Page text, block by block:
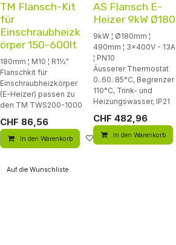
Auf die Wunschliste
TM Flansch-Kit
für
Einschraubheizk
örper 150-600lt
180mm ¦ M10 ¦ R1½"
Flanschkit für
Einschraubheizkörper
(E-Heizer) passen zu
den TM TWS200-1000
CHF 86,56
In den Warenkorb Auf die Wunschliste
AS Flansch E-
Heizer 9kW Ø180
9kW ¦ Ø180mm ¦
490mm ¦ 3x400V - 13A
¦ PN10
Äusserer Thermostat
0..60..85°C, Begrenzer
110°C, Trink- und
Heizungswasser, IP21
CHF 482,96
In den Warenkorb